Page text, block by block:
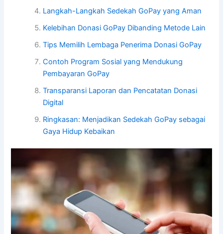
Langkah-Langkah Sedekah GoPay yang Aman
Kelebihan Donasi GoPay Dibanding Metode Lain
Tips Memilih Lembaga Penerima Donasi GoPay
Contoh Program Sosial yang Mendukung
Pembayaran GoPay
Transparansi Laporan dan Pencatatan Donasi
Digital
Ringkasan: Menjadikan Sedekah GoPay sebagai
Gaya Hidup Kebaikan